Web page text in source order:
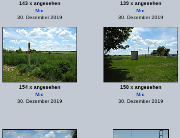
143 x angesehen
Mic
30. Dezember 2019
139 x angesehen
Mic
30. Dezember 2019
154 x angesehen
Mic
30. Dezember 2019
158 x angesehen
Mic
30. Dezember 2019